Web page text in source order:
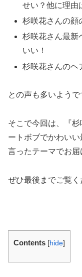
せい？他に理由
杉咲花さんの顔
杉咲花さん最新
いい！
杉咲花さんのヘ
との声も多いよう
そこで今回は、『
ートボブでかわい
言ったテーマでお
ぜひ最後までご覧
Contents [hide]